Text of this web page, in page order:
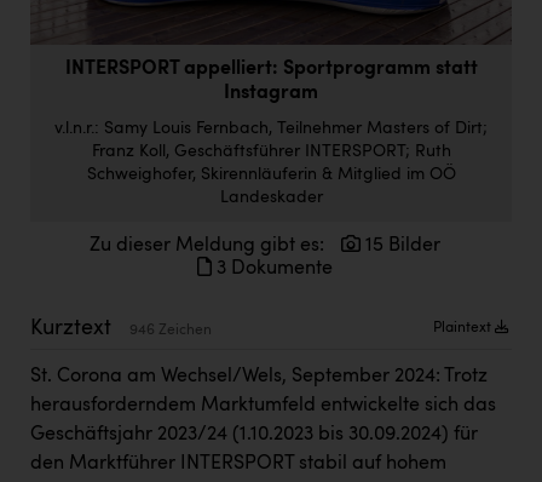
ERLUS AG
Firmenradl
HIG Infomotion Group
Immotech
INTERSPAR
INTERSPORT Austria
Jesolo
INTERSPORT appelliert: Sportprogramm statt
Instagram
v.l.n.r.: Samy Louis Fernbach, Teilnehmer Masters of Dirt;
Franz Koll, Geschäftsführer INTERSPORT; Ruth
Schweighofer, Skirennläuferin & Mitglied im OÖ
Landeskader
Zu dieser Meldung gibt es:
15 Bilder
3 Dokumente
Kurztext 946 Zeichen Plaintext
St. Corona am Wechsel/Wels, September 2024: Trotz
herausforderndem Marktumfeld entwickelte sich das
Geschäftsjahr 2023/24 (1.10.2023 bis 30.09.2024) für
den Marktführer INTERSPORT stabil auf hohem